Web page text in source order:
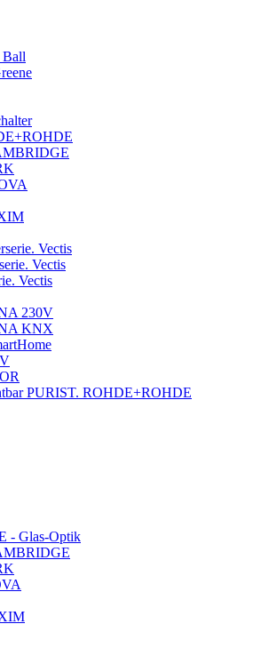
Ball
Vectis
Vectis
Vectis
230V
KNX
PURIST. ROHDE+ROHDE
- Glas-Optik